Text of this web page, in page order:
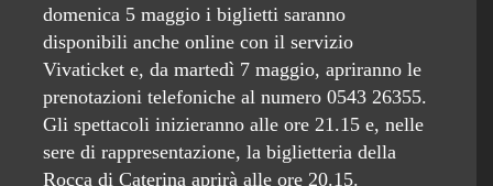
domenica 5 maggio i biglietti saranno
disponibili anche online con il servizio
Vivaticket e, da martedì 7 maggio, apriranno le
prenotazioni telefoniche al numero 0543 26355.
Gli spettacoli inizieranno alle ore 21.15 e, nelle
sere di rappresentazione, la biglietteria della
Rocca di Caterina aprirà alle ore 20.15.